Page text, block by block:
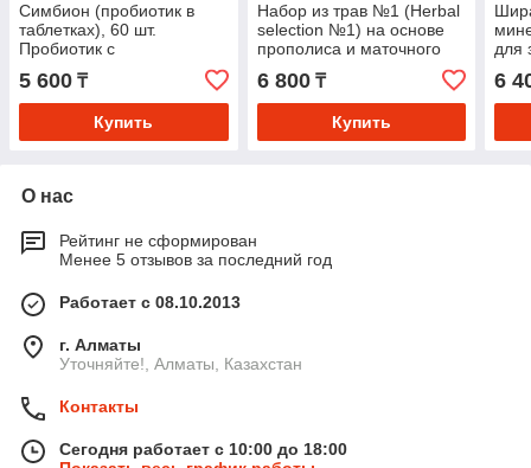
Симбион (пробиотик в
таблетках), 60 шт.
Пробиотик с
ферментативным
действием для легкого
пищеварения
5 600 ₸
Купить
Набор из трав №1 (Herbal
selection №1) на основе
прополиса и маточного
молочка. Желудочно-
кишечный тракт
6 800₸
Купить
для
6
О нас
Рейтинг не сформирован
Менее 5 отзывов за последний год
Работает с 08.10.2013
г. Алматы
Уточняйте!, Алматы, Казахстан
Контакты
Сегодня работает с 10:00 до 18:00